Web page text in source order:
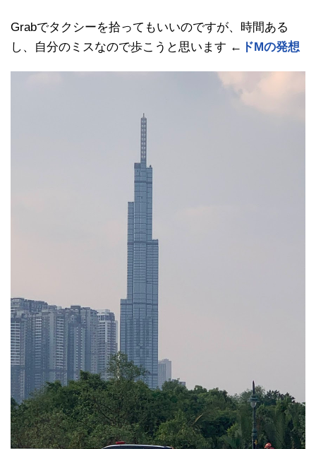
Grabでタクシーを拾ってもいいのですが、時間ある
し、自分のミスなので歩こうと思います ← ドМの発想